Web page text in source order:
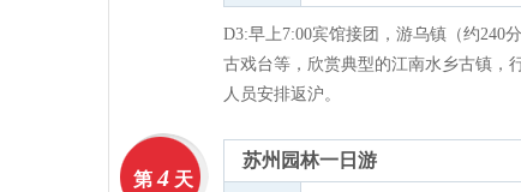
D3:早上7:00宾馆接团，游乌镇（约
古戏台等，欣赏典型的江南水乡古镇，
人员安排返沪。
第 4 天
苏州园林一日游